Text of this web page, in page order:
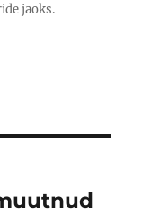
jaoks.